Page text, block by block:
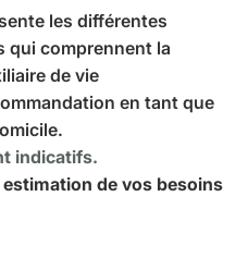
les différentes
qui comprennent la
de vie
en tant que
indicatifs.
de vos besoins